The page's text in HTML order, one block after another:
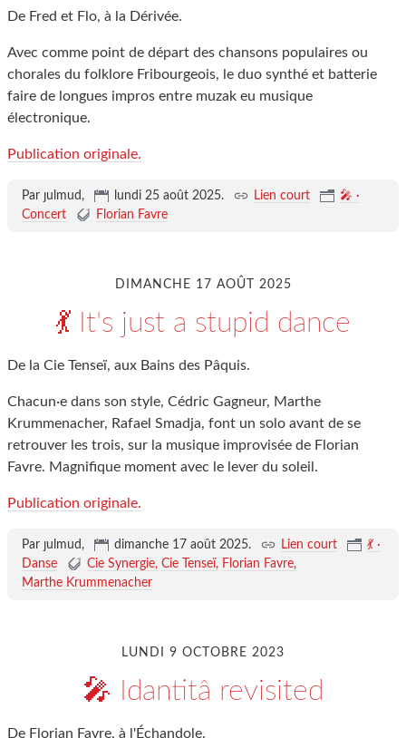
De Fred et Flo, à la Dérivée.
Avec comme point de départ des chansons populaires ou
chorales du folklore Fribourgeois, le duo synthé et batterie
faire de longues impros entre muzak eu musique
électronique.
Publication originale.
Par ȷulmud, lundi 25 août 2025. Lien court
🎤 ·
Concert
Florian Favre
DIMANCHE 17 AOÛT 2025
💃 It's just a stupid dance
De la Cie Tenseï, aux Bains des Pâquis.
Chacun·e dans son style, Cédric Gagneur, Marthe
Krummenacher, Rafael Smadja, font un solo avant de se
retrouver les trois, sur la musique improvisée de Florian
Favre. Magnifique moment avec le lever du soleil.
Publication originale.
Par ȷulmud, dimanche 17 août 2025. Lien court
💃 ·
Danse
Cie Synergie Cie Tenseï
Florian Favre
Marthe Krummenacher
LUNDI 9 OCTOBRE 2023
🎤 Idantitâ revisited
De Florian Favre, à l'Échandole.